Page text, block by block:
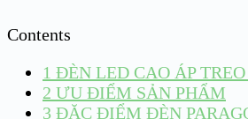
Contents
1 ĐÈN LED CAO ÁP
2 ƯU ĐIỂM SẢN PHẨM
3 ĐẶC ĐIỂM ĐÈN